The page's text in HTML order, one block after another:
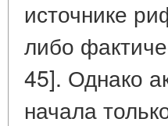
источнике
либо
45]. Однако
начала